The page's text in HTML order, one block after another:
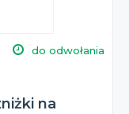
do odwołania
na